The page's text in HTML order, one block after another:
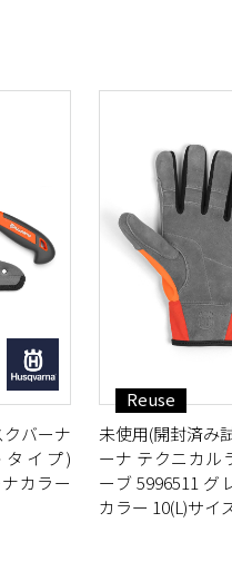
バーナ
タイプ)
カラー
Reuse
未使用(開封済み
ーナ テクニカル
ーブ 5996511 グ
カラー 10(L)サイ